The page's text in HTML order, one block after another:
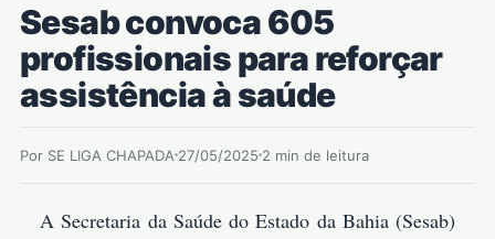
Sesab convoca 605
profissionais para reforçar
assistência à saúde
Por SE LIGA CHAPADA 27/05/2025 2 min de leitura
A Secretaria da Saúde do Estado da Bahia (Sesab)